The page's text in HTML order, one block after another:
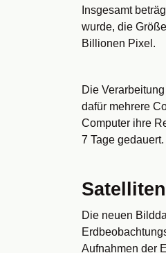
Insgesamt
wurde, die
Billionen Pixel.
Die
dafür mehrere
Computer ihre
7 Tage gedauert.
Satelliten
Die neuen
Aufnahmen der